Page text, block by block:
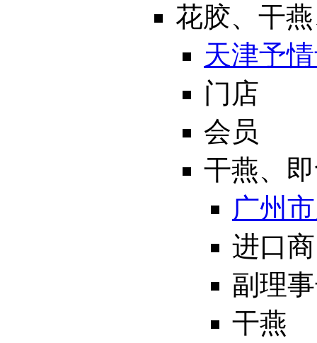
花胶、干
天津予
门店
会员
干燕、
广州
进口商
副理
干燕